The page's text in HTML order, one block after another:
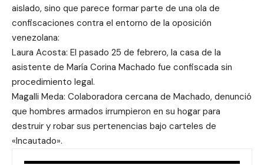
aislado, sino que parece formar parte de una ola de
confiscaciones contra el entorno de la oposición
venezolana:
Laura Acosta: El pasado 25 de febrero, la casa de la
asistente de María Corina Machado fue confiscada sin
procedimiento legal.
Magalli Meda: Colaboradora cercana de Machado, denunció
que hombres armados irrumpieron en su hogar para
destruir y robar sus pertenencias bajo carteles de
«Incautado».